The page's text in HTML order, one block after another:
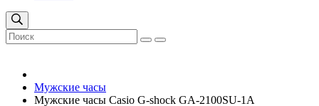
Мужские часы
Мужские часы Casio G-shock GA-2100SU-1A